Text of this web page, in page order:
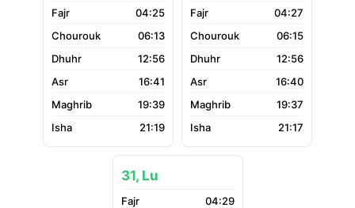
04:25
06:13
12:56
16:41
19:39
21:19
04:27
06:15
12:56
16:40
19:37
21:17
31, Lu
04:29